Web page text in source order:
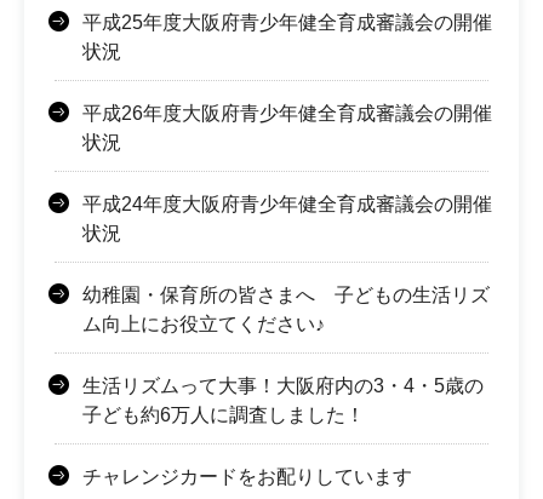
平成25年度大阪府青少年健全育成審議会の開催
状況
平成26年度大阪府青少年健全育成審議会の開催
状況
平成24年度大阪府青少年健全育成審議会の開催
状況
幼稚園・保育所の皆さまへ 子どもの生活リズ
ム向上にお役立てください♪
生活リズムって大事！大阪府内の3・4・5歳の
子ども約6万人に調査しました！
チャレンジカードをお配りしています